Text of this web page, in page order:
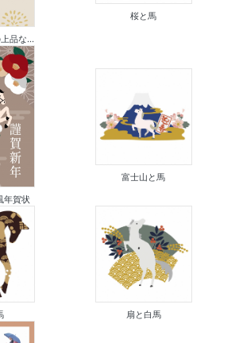
品な...
桜と馬
年賀状
富士山と馬
扇と白馬